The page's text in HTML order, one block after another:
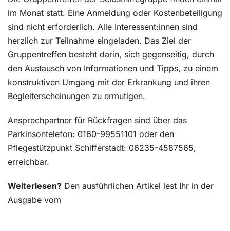
im Monat statt. Eine Anmeldung oder Kostenbeteiligung
sind nicht erforderlich. Alle Interessent:innen sind
herzlich zur Teilnahme eingeladen. Das Ziel der
Gruppentreffen besteht darin, sich gegenseitig, durch
den Austausch von Informationen und Tipps, zu einem
konstruktiven Umgang mit der Erkrankung und ihren
Begleiterscheinungen zu ermutigen.
Ansprechpartner für Rückfragen sind über das
Parkinsontelefon: 0160-99551101 oder den
Pflegestützpunkt Schifferstadt: 06235-4587565,
erreichbar.
Weiterlesen? Den ausführlichen Artikel lest Ihr in der
Ausgabe vom